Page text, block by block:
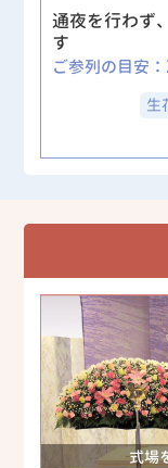
通夜を行わず
す
ご参列の目安：
生
式場